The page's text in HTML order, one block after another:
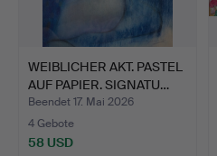
WEIBLICHER AKT. PASTEL
AUF PAPIER. SIGNATU…
Beendet 17. Mai 2026
4 Gebote
58 USD